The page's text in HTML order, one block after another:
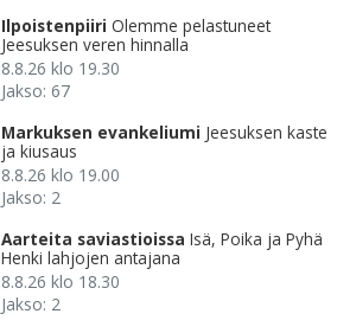
Ilpoistenpiiri Olemme pelastuneet
Jeesuksen veren hinnalla
8.8.26 klo 19.30
Jakso: 67
Markuksen evankeliumi Jeesuksen kaste
ja kiusaus
8.8.26 klo 19.00
Jakso: 2
Aarteita saviastioissa Isä, Poika ja Pyhä
Henki lahjojen antajana
8.8.26 klo 18.30
Jakso: 2